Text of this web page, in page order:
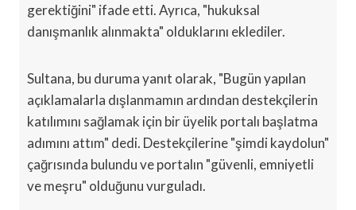
gerektiğini" ifade etti. Ayrıca, "hukuksal
danışmanlık alınmakta" olduklarını eklediler.
Sultana, bu duruma yanıt olarak, "Bugün yapılan
açıklamalarla dışlanmamın ardından destekçilerin
katılımını sağlamak için bir üyelik portalı başlatma
adımını attım" dedi. Destekçilerine "şimdi kaydolun"
çağrısında bulundu ve portalın "güvenli, emniyetli
ve meşru" olduğunu vurguladı.